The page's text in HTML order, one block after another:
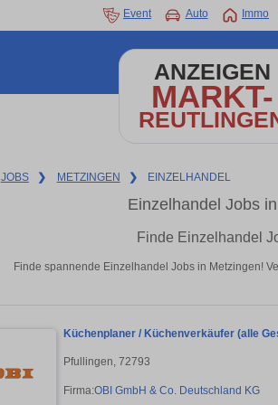
Event Auto Immo
ANZEIGEN
MARKT-
JOBS ❯ METZINGEN ❯ EINZELHANDEL
Einzelhandel Jobs
Finde Einzelhandel
Finde spannende Einzelhandel Jobs in Metzingen!
Küchenplaner / Küchenverkäufer (alle
Pfullingen, 72793
Firma:OBI GmbH & Co. Deutschland KG